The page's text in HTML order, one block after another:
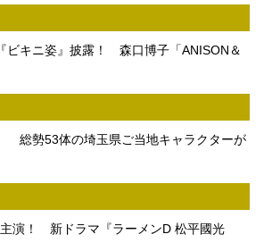
ビキニ姿』披露！ 森口博子「ANISON＆
総勢53体の埼玉県ご当地キャラクターが
演！ 新ドラマ『ラーメンD 松平國光